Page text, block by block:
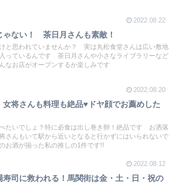
2022.08.22
ない！ 茶日月さんも素敵！
と思われていませんか？ 実は丸松食堂さんは広い敷地
っているんです 茶日月さんや小さなライブラリーなど
なお店がオープンするか楽しみです
2022.08.20
将さんも料理も絶品♥ドヤ顔でお薦めした
たいでしょ？特に必食は出し巻き卵！絶品です お洒落
さんもいて駅から近いとなると行かずにはいられないで
お酒が揃った私の推しの1件です!!
2022.08.12
司に救われる！馬関街は金・土・日・祝の